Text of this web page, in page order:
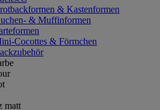
& Kastenformen
& Muffinformen
Cocottes & Förmchen
matt